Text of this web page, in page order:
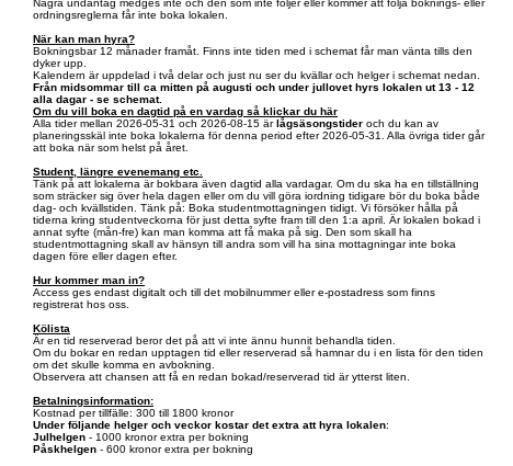
Några undantag medges inte och den som inte följer eller kommer att följa boknings- eller
ordningsreglerna får inte boka lokalen.
När kan man hyra?
Bokningsbar 12 månader framåt. Finns inte tiden med i schemat får man vänta tills den
dyker upp.
Kalendern är uppdelad i två delar och just nu ser du kvällar och helger i schemat nedan.
Från midsommar till ca mitten på augusti och under jullovet hyrs lokalen ut 13 - 12
alla dagar - se schemat.
Om du vill boka en dagtid på en vardag så klickar du här
Alla tider mellan 2026-05-31 och 2026-08-15 ärlågsäsongstider och du kan av
planeringsskäl inte boka lokalerna för denna period efter 2026-05-31. Alla övriga tider går
att boka när som helst på året.
Student, längre evenemang etc.
Tänk på att lokalerna är bokbara även dagtid alla vardagar. Om du ska ha en tillställning
som sträcker sig över hela dagen eller om du vill göra iordning tidigare bör du boka både
dag- och kvällstiden. Tänk på: Boka studentmottagningen tidigt. Vi försöker hålla på
tiderna kring studentveckorna för just detta syfte fram till den 1:a april. Är lokalen bokad i
annat syfte (mån-fre) kan man komma att få maka på sig. Den som skall ha
studentmottagning skall av hänsyn till andra som vill ha sina mottagningar inte boka
dagen före eller dagen efter.
Hur kommer man in?
Access ges endast digitalt och till det mobilnummer eller e-postadress som finns
registrerat hos oss.
Kölista
Är en tid reserverad beror det på att vi inte ännu hunnit behandla tiden.
Om du bokar en redan upptagen tid eller reserverad så hamnar du i en lista för den tiden
om det skulle komma en avbokning.
Observera att chansen att få en redan bokad/reserverad tid är ytterst liten.
Betalningsinformation:
Kostnad per tillfälle: 300 till 1800 kronor
Under följande helger och veckor kostar det extra att hyra lokalen:
Julhelgen - 1000 kronor extra per bokning
Påskhelgen - 600 kronor extra per bokning